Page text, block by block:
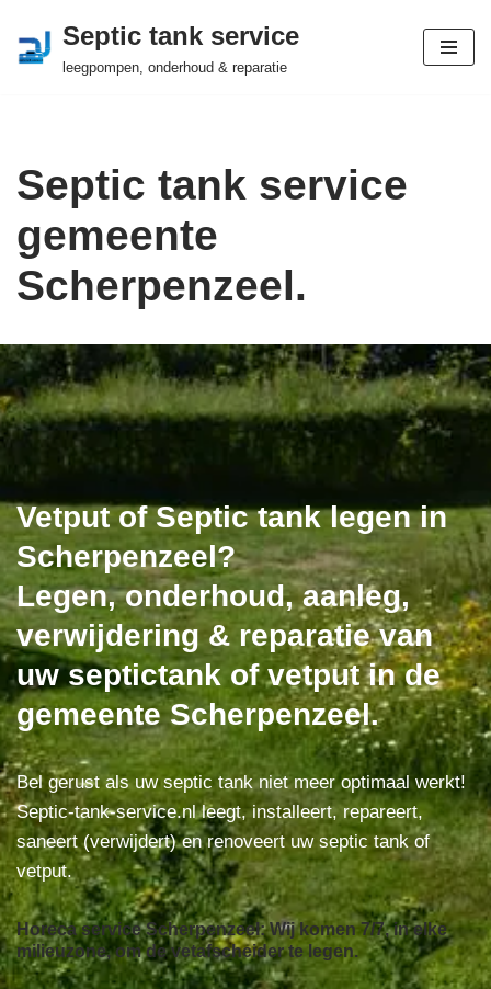
Ga
Septic tank service
leegpompen, onderhoud & reparatie
Septic tank service
gemeente
Scherpenzeel.
Vetput of Septic tank legen in
Scherpenzeel?
Legen, onderhoud, aanleg,
verwijdering & reparatie van
uw septictank of vetput in de
gemeente Scherpenzeel.
Bel gerust als uw septic tank niet meer optimaal werkt!
Septic-tank-service.nl leegt, installeert, repareert,
saneert (verwijdert) en renoveert uw septic tank of
vetput.
Horeca service Scherpenzeel: Wij komen 7/7, in elke
milieuzone, om de vetafscheider te legen.